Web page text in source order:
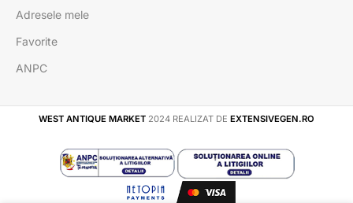
Adresele mele
Favorite
ANPC
WEST ANTIQUE MARKET 2024 REALIZAT DE EXTENSIVEGEN.RO